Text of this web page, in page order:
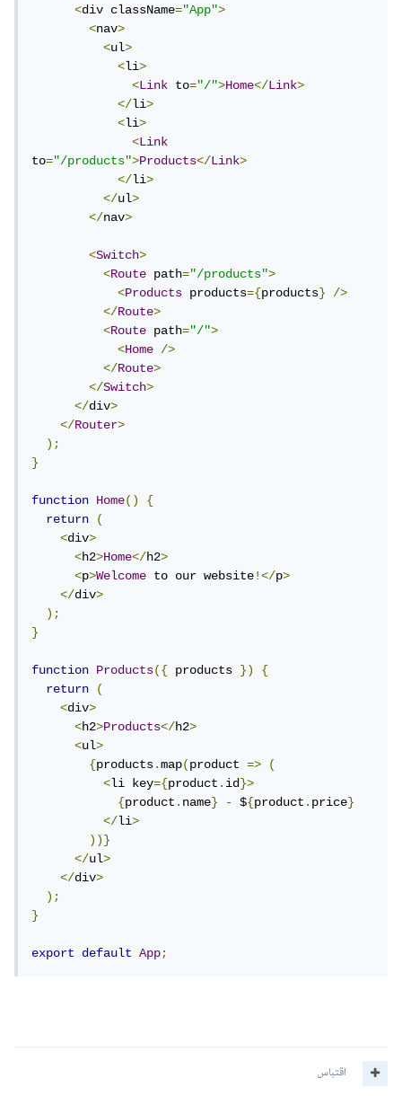
<div className="App">
<nav>
<ul>
<li>
<Link to="/">Home</Link>
</li>
<li>
<Link
to="/products">Products</Link>
</li>
</ul>
</nav>
<Switch>
<Route path="/products">
<Products products={products}
/>
</Route>
<Route path="/">
<Home
/>
</Route>
</Switch>
</div>
</Router>
);
}
function Home()
{
return
(
<div>
<h2>Home</h2>
<p>Welcome to our website!</p>
</div>
);
}
function Products({ products })
{
return
(
<div>
<h2>Products</h2>
<ul>
{products.map(product =>
(
<li key={product.id}>
{product.name} - ${product.price}
</li>
))}
</ul>
</div>
);
}
export default App;
اقتباس